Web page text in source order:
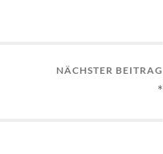
NÄCHSTER BEITRAG
*